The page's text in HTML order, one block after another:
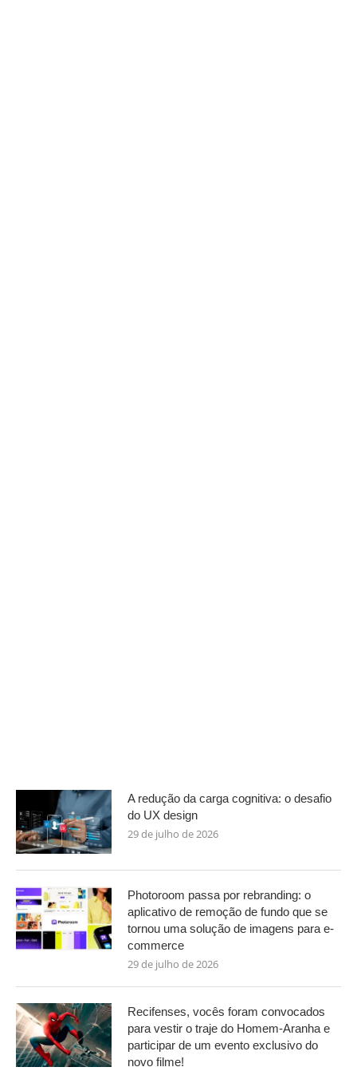
A redução da carga cognitiva: o desafio
do UX design
29 de julho de 2026
Photoroom passa por rebranding: o
aplicativo de remoção de fundo que se
tornou uma solução de imagens para e-
commerce
29 de julho de 2026
Recifenses, vocês foram convocados
para vestir o traje do Homem-Aranha e
participar de um evento exclusivo do
novo filme!